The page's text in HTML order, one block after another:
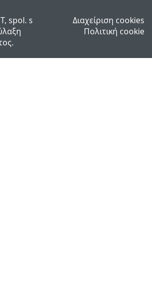
spol. s
Διαχείριση cookies
Πολιτική cookie